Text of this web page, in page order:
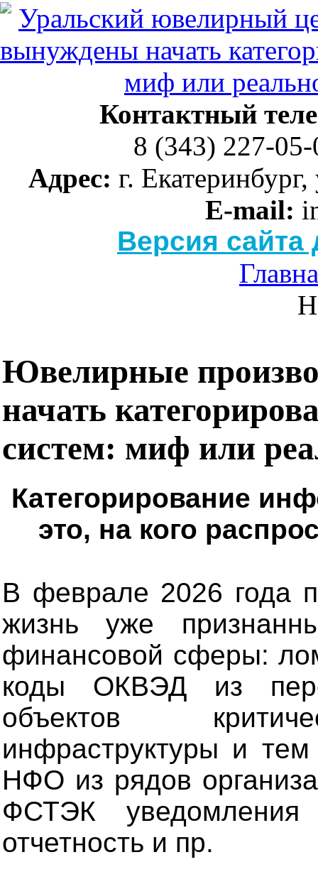
Контактный
8 (343) 227-
Адрес: г.
E-mail:
Версия
Ювелирные
начать
систем: миф или
Категорирование
это, на кого
В феврале 2026 года
жизнь уже
финансовой сферы:
коды ОКВЭД из
объектов
инфраструктуры и
НФО из рядов
ФСТЭК
отчетность и пр.